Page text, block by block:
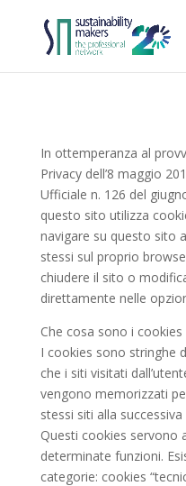
In ottemperanza al
Privacy dell’8 maggio
Ufficiale n. 126 del
questo sito utilizza
navigare su questo sito
stessi sul proprio
chiudere il sito o
direttamente nelle
Che cosa sono i cookies
I cookies sono stringhe
che i siti visitati
vengono memorizzati
stessi siti alla
Questi cookies servono
determinate funzioni.
categorie: cookies